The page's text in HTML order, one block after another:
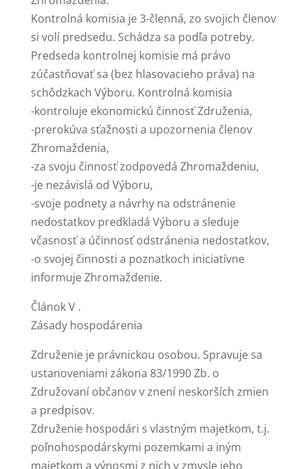
Kontrolná komisia je 3-členná, zo svojich členov
si volí predsedu. Schádza sa podľa potreby.
Predseda kontrolnej komisie má právo
zúčastňovať sa (bez hlasovacieho práva) na
schôdzkach Výboru. Kontrolná komisia
-kontroluje ekonomickú činnosť Združenia,
-prerokúva sťažnosti a upozornenia členov
Zhromaždenia,
-za svoju činnosť zodpovedá Zhromaždeniu,
-je nezávislá od Výboru,
-svoje podnety a návrhy na odstránenie
nedostatkov predkladá Výboru a sleduje
včasnosť a účinnosť odstránenia nedostatkov,
-o svojej činnosti a poznatkoch iniciatívne
informuje Zhromaždenie.
Článok V .
Zásady hospodárenia
Združenie je právnickou osobou. Spravuje sa
ustanoveniami zákona 83/1990 Zb. o
Združovaní občanov v znení neskorších zmien
a predpisov.
Združenie hospodári s vlastným majetkom, t.j.
poľnohospodárskymi pozemkami a iným
majetkom a výnosmi z nich v zmysle jeho